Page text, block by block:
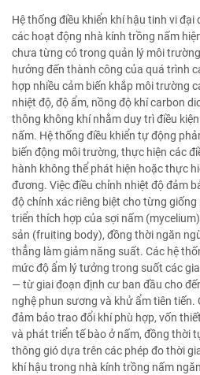
Hệ thống điều khiển khí hậu tinh vi đại
các hoạt động nhà kính trồng nấm
chưa từng có trong quản lý môi
hưởng đến thành công của quá trình
hợp nhiều cảm biến khắp môi trường
nhiệt độ, độ ẩm, nồng độ khí carbon
thông không khí nhằm duy trì điều
nấm. Hệ thống điều khiển tự động
biến động môi trường, thực hiện các
hành không thể phát hiện hoặc thực
đương. Việc điều chỉnh nhiệt độ đảm
độ chính xác riêng biệt cho từng
triển thích hợp của sợi nấm
sản (fruiting body), đồng thời ngăn
thẳng làm giảm năng suất. Các hệ
mức độ ẩm lý tưởng trong suốt các
— từ giai đoạn định cư ban đầu cho
nghệ phun sương và khử ẩm tiên tiến.
đảm bảo trao đổi khí phù hợp, vốn
và phát triển tế bào ở nấm, đồng thời
thông gió dựa trên các phép đo thời
khí hậu trong nhà kính trồng nấm